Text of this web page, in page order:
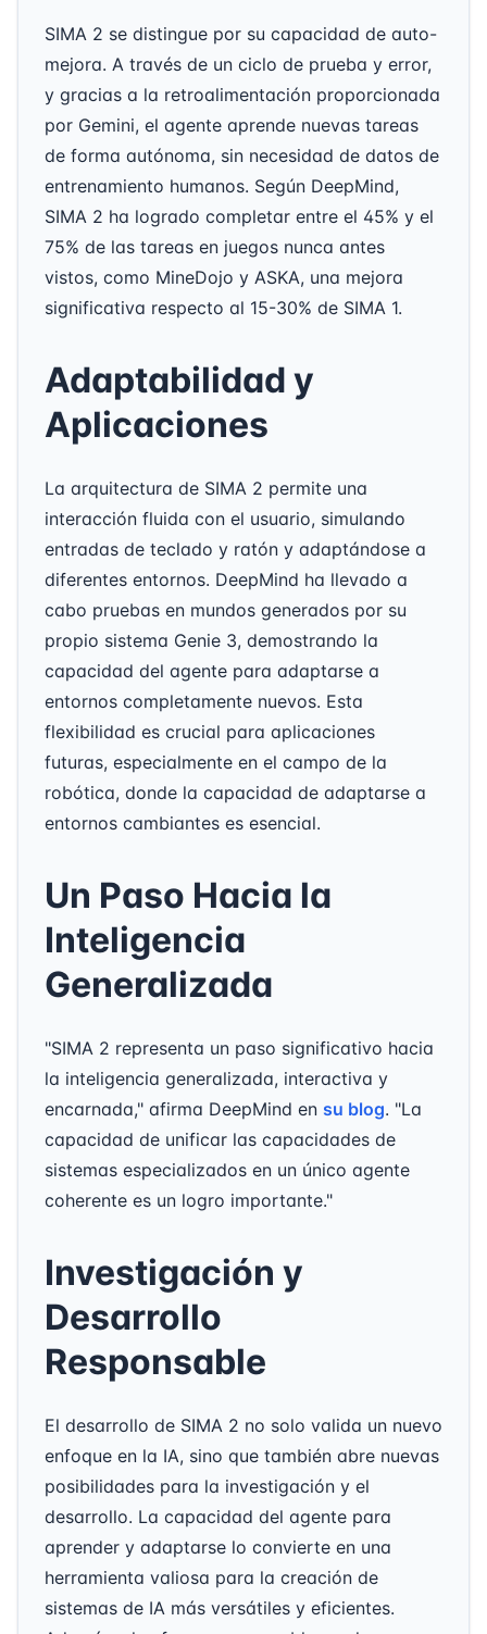
SIMA 2 se distingue por su capacidad de auto-
mejora. A través de un ciclo de prueba y error,
y gracias a la retroalimentación proporcionada
por Gemini, el agente aprende nuevas tareas
de forma autónoma, sin necesidad de datos de
entrenamiento humanos. Según DeepMind,
SIMA 2 ha logrado completar entre el 45% y el
75% de las tareas en juegos nunca antes
vistos, como MineDojo y ASKA, una mejora
significativa respecto al 15-30% de SIMA 1.
Adaptabilidad y
Aplicaciones
La arquitectura de SIMA 2 permite una
interacción fluida con el usuario, simulando
entradas de teclado y ratón y adaptándose a
diferentes entornos. DeepMind ha llevado a
cabo pruebas en mundos generados por su
propio sistema Genie 3, demostrando la
capacidad del agente para adaptarse a
entornos completamente nuevos. Esta
flexibilidad es crucial para aplicaciones
futuras, especialmente en el campo de la
robótica, donde la capacidad de adaptarse a
entornos cambiantes es esencial.
Un Paso Hacia la
Inteligencia
Generalizada
"SIMA 2 representa un paso significativo hacia
la inteligencia generalizada, interactiva y
encarnada," afirma DeepMind en su blog. "La
capacidad de unificar las capacidades de
sistemas especializados en un único agente
coherente es un logro importante."
Investigación y
Desarrollo
Responsable
El desarrollo de SIMA 2 no solo valida un nuevo
enfoque en la IA, sino que también abre nuevas
posibilidades para la investigación y el
desarrollo. La capacidad del agente para
aprender y adaptarse lo convierte en una
herramienta valiosa para la creación de
sistemas de IA más versátiles y eficientes.